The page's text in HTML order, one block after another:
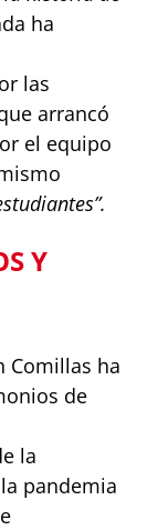
ha
las
arrancó
el equipo
Y
Comillas ha
de
la
pandemia